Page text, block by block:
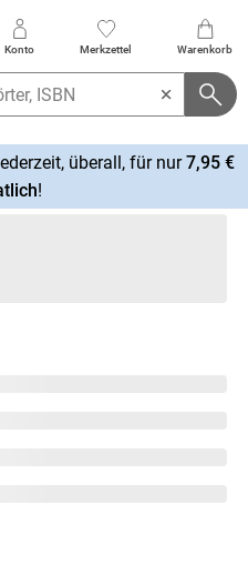
Konto Merkzettel Warenkorb
überall, für nur7,95 €
!